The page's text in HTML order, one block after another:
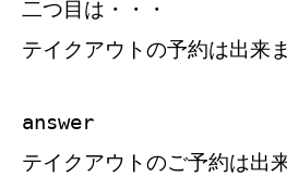
二つ目は・・・
テイクアウトの予約は出来
answer
テイクアウトのご予約は出